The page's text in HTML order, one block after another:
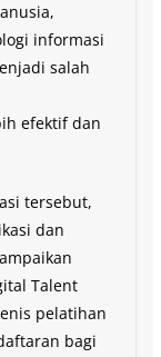
informasi
salah
efektif dan
tersebut,
dan
Talent
pelatihan
bagi